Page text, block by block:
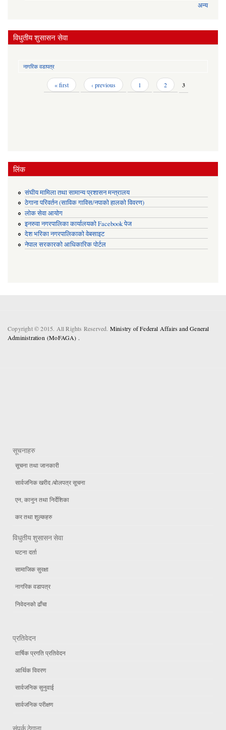
अन्य
विधुतीय शुसासन सेवा
नागरिक वडापत्र
« first ‹ previous 1 2 3
लिंक
संघीय मामिला तथा सामान्य प्रशासन मन्त्रालय
ठेगाना परिवर्तन (साविक गाविस/नपाको हालको विवरण)
लोक सेवा आयोग
इनरुवा नगरपालिका कार्यालयको Facebook पेज
देश भरिका नगरपालिकाको वेबसाइट
नेपाल सरकारको आधिकारिक पोर्टल
Copyright © 2015. All Rights Reserved. Ministry of Federal Affairs and General
Administration (MoFAGA) .
सूचनाहरु
सूचना तथा जानकारी
सार्वजनिक खरीद /बोलपत्र सूचना
एन, कानुन तथा निर्देशिका
कर तथा शुल्कहरु
विधुतीय शुसासन सेवा
घटना दर्ता
सामाजिक सुरक्षा
नागरिक वडापत्र
निवेदनको ढाँचा
प्रतिवेदन
वार्षिक प्रगति प्रतिवेदन
आर्थिक विवरण
सार्वजनिक सुनुवाई
सार्वजनिक परीक्षण